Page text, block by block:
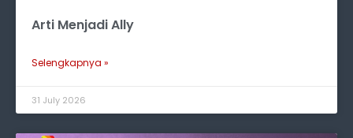
Arti Menjadi Ally
Selengkapnya »
31 July 2026